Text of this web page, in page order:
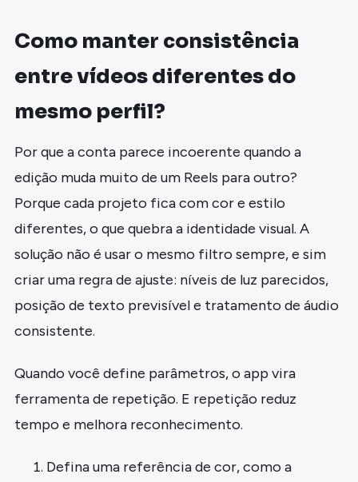
Como manter consistência
entre vídeos diferentes do
mesmo perfil?
Por que a conta parece incoerente quando a
edição muda muito de um Reels para outro?
Porque cada projeto fica com cor e estilo
diferentes, o que quebra a identidade visual. A
solução não é usar o mesmo filtro sempre, e sim
criar uma regra de ajuste: níveis de luz parecidos,
posição de texto previsível e tratamento de áudio
consistente.
Quando você define parâmetros, o app vira
ferramenta de repetição. E repetição reduz
tempo e melhora reconhecimento.
Defina uma referência de cor, como a